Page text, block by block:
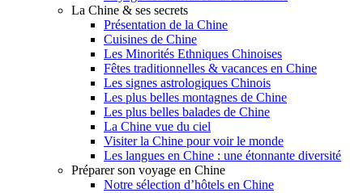
La Chine & ses secrets
Présentation de la Chine
Cuisines de Chine
Les Minorités Ethniques Chinoises
Fêtes traditionnelles & vacances en Chine
Les signes astrologiques Chinois
Les plus belles montagnes de Chine
Les plus belles balades de Chine
La Chine vue du ciel
Visiter la Chine pour voir le monde
Les langues en Chine : une étonnante diversité
Préparer son voyage en Chine
Notre sélection d’hôtels en Chine